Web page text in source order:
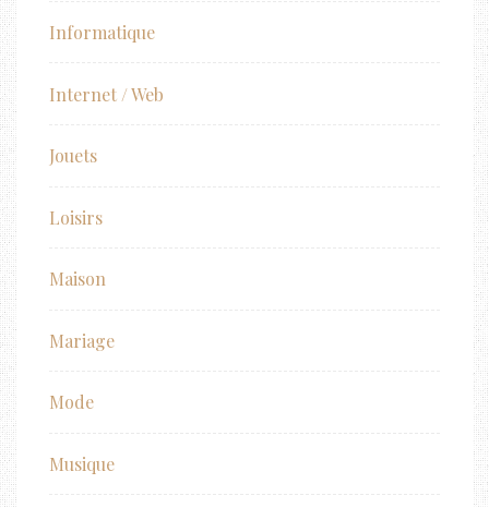
Informatique
Internet / Web
Jouets
Loisirs
Maison
Mariage
Mode
Musique